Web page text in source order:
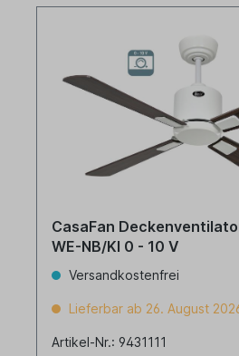
CasaFan
WE-NB/KI 0 - 10 V
Versandkostenfrei
Lieferbar ab 26. August
Artikel-Nr.: 9431111